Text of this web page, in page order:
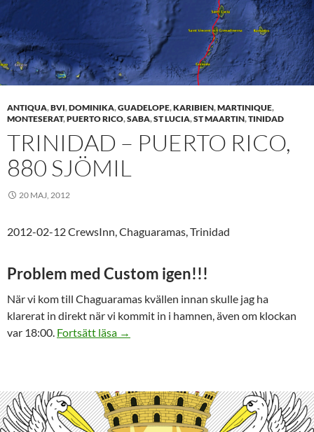
ANTIQUA,BVI,DOMINIKA,GUADELOPE,KARIBIEN,MARTINIQUE,
MONTESERAT,PUERTO RICO,SABA,ST LUCIA,ST MAARTIN,TINIDAD
TRINIDAD – PUERTO RICO,
880 SJÖMIL
20 MAJ, 2012
2012-02-12 CrewsInn, Chaguaramas, Trinidad
Problem med Custom igen!!!
När vi kom till Chaguaramas kvällen innan skulle jag ha
klarerat in direkt när vi kommit in i hamnen, även om klockan
var 18:00. Fortsätt läsa Trinidad – Puerto Rico, 880 sjömil
→